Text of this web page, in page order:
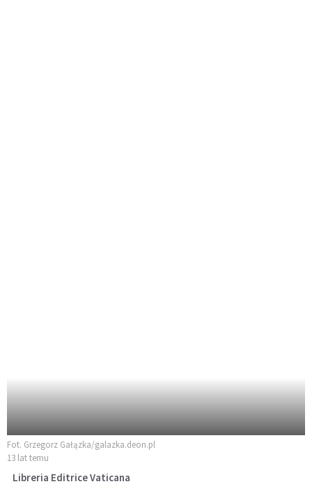
Fot. Grzegorz Gałązka/galazka.deon.pl
13 lat temu
Libreria Editrice Vaticana